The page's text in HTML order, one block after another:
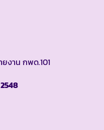
งาน กพด.101
2548